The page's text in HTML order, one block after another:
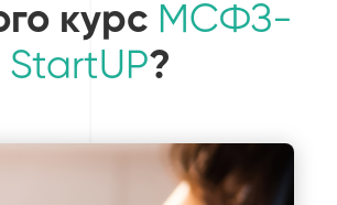
курс МСФЗ-
StartUР?